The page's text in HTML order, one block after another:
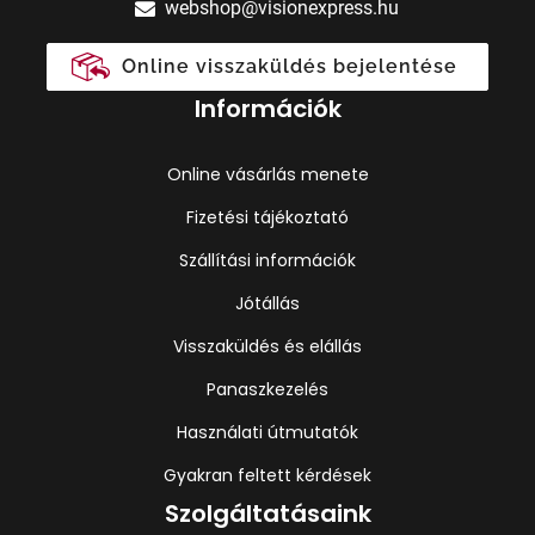
webshop@visionexpress.hu
Online visszaküldés bejelentése
Információk
Online vásárlás menete
Fizetési tájékoztató
Szállítási információk
Jótállás
Visszaküldés és elállás
Panaszkezelés
Használati útmutatók
Gyakran feltett kérdések
Szolgáltatásaink